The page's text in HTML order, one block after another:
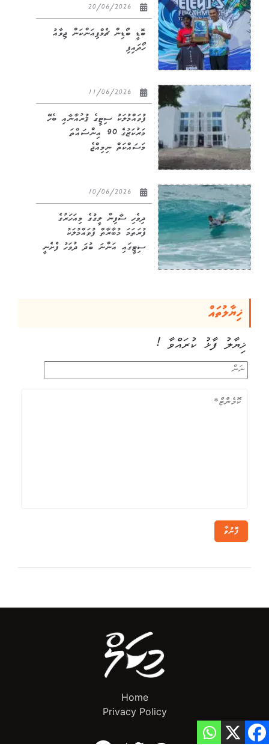
ބޮޑީ ބޯޑިން ޗެމްޕިއަންކަން ޖިވާއު
ހޯދައިފި
ފުވައްމުލަކު ސިޓީގެ ޤުރުއާނާއި ބެހޭ
މަރުކަޒުގެ 90 އިންސައްތަ
މަސައްކަތް ނިމިއްޖެ
ދިވެހި ސާފިން ލީގުގެ މިއަހަރުގެ
ފުރަތަމަ މުބާރާތް ފުވައްމުލަކު
ސިޓީގައި އަންނަ ބުދަ ދުވަހު ފެށެނީ
ޚިޔާލުތައް
ޚިޔާލު ފާޅު ކުރައްވާ !
ފޮނުވާ
Home
Privacy Policy